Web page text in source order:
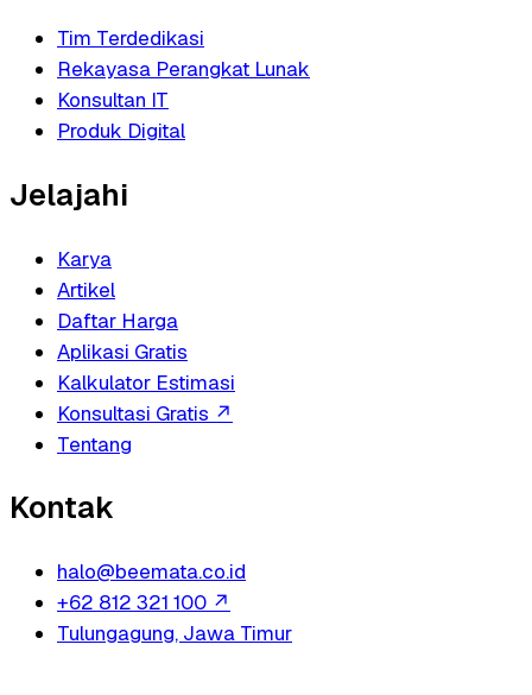
Tim Terdedikasi
Rekayasa Perangkat Lunak
Konsultan IT
Produk Digital
Jelajahi
Karya
Artikel
Daftar Harga
Aplikasi Gratis
Kalkulator Estimasi
Konsultasi Gratis ↗
Tentang
Kontak
halo@beemata.co.id
+62 812 321 100 ↗
Tulungagung, Jawa Timur